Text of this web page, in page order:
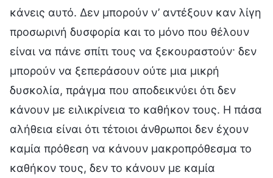
κάνεις αυτό. Δεν μπορούν ν’ αντέξουν καν λίγη
προσωρινή δυσφορία και το μόνο που θέλουν
είναι να πάνε σπίτι τους να ξεκουραστούν· δεν
μπορούν να ξεπεράσουν ούτε μια μικρή
δυσκολία, πράγμα που αποδεικνύει ότι δεν
κάνουν με ειλικρίνεια το καθήκον τους. Η πάσα
αλήθεια είναι ότι τέτοιοι άνθρωποι δεν έχουν
καμία πρόθεση να κάνουν μακροπρόθεσμα το
καθήκον τους, δεν το κάνουν με καμία